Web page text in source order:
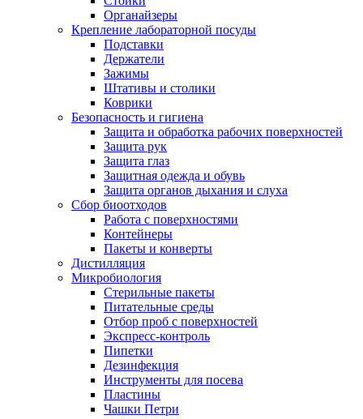
Органайзеры
Крепление лабораторной посуды
Подставки
Держатели
Зажимы
Штативы и столики
Коврики
Безопасность и гигиена
Защита и обработка рабочих поверхностей
Защита рук
Защита глаз
Защитная одежда и обувь
Защита органов дыхания и слуха
Сбор биоотходов
Работа с поверхностями
Контейнеры
Пакеты и конверты
Дистилляция
Микробиология
Стерильные пакеты
Питательные среды
Отбор проб с поверхностей
Экспресс-контроль
Пипетки
Дезинфекция
Инструменты для посева
Пластины
Чашки Петри